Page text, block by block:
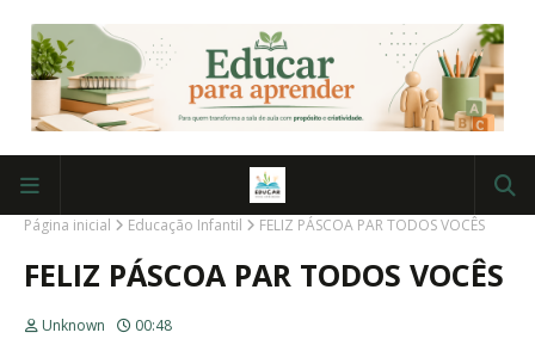
Página inicial Educação Infantil FELIZ PÁSCOA PAR TODOS VOCÊS
FELIZ PÁSCOA PAR TODOS VOCÊS
Unknown 00:48